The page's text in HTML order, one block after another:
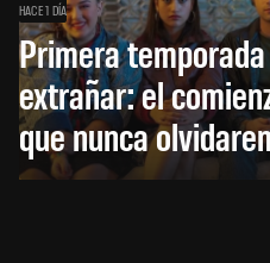
HACE 1 DÍA
Primera
extrañar: el
que nunca